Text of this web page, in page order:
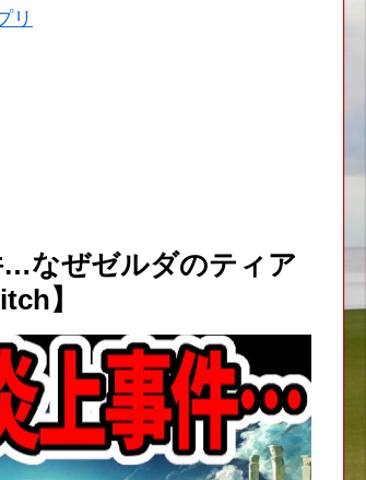
リ
…なぜゼルダのティア
】